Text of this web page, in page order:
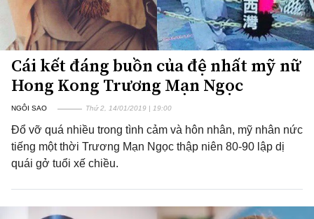
Cái kết đáng buồn của đệ nhất mỹ nữ
Hong Kong Trương Mạn Ngọc
NGÔI SAO Thứ 2, 14/01/2019 | 19:00
Đổ vỡ quá nhiều trong tình cảm và hôn nhân, mỹ nhân nức
tiếng một thời Trương Mạn Ngọc thập niên 80-90 lập dị
quái gở tuổi xế chiều.